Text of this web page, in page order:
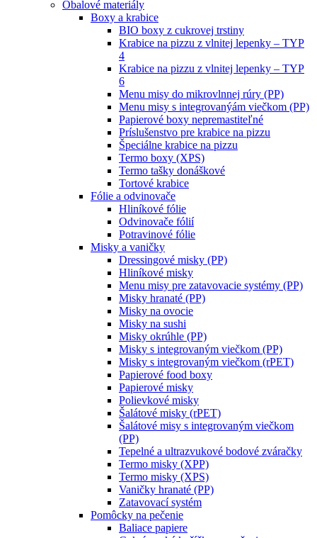
Obalové materiály
Boxy a krabice
BIO boxy z cukrovej trstiny
Krabice na pizzu z vlnitej lepenky – TYP
4
Krabice na pizzu z vlnitej lepenky – TYP
6
Menu misy do mikrovlnnej rúry (PP)
Menu misy s integrovanýám viečkom (PP)
Papierové boxy nepremastiteľné
Príslušenstvo pre krabice na pizzu
Špeciálne krabice na pizzu
Termo boxy (XPS)
Termo tašky donáškové
Tortové krabice
Fólie a odvinovače
Hliníkové fólie
Odvinovače fólií
Potravinové fólie
Misky a vaničky
Dressingové misky (PP)
Hliníkové misky
Menu misy pre zatavovacie systémy (PP)
Misky hranaté (PP)
Misky na ovocie
Misky na sushi
Misky okrúhle (PP)
Misky s integrovaným viečkom (PP)
Misky s integrovaným viečkom (rPET)
Papierové food boxy
Papierové misky
Polievkové misky
Šalátové misky (rPET)
Šalátové misy s integrovaným viečkom
(PP)
Tepelné a ultrazvukové bodové zváračky
Termo misky (XPP)
Termo misky (XPS)
Vaničky hranaté (PP)
Zatavovací systém
Pomôcky na pečenie
Baliace papiere